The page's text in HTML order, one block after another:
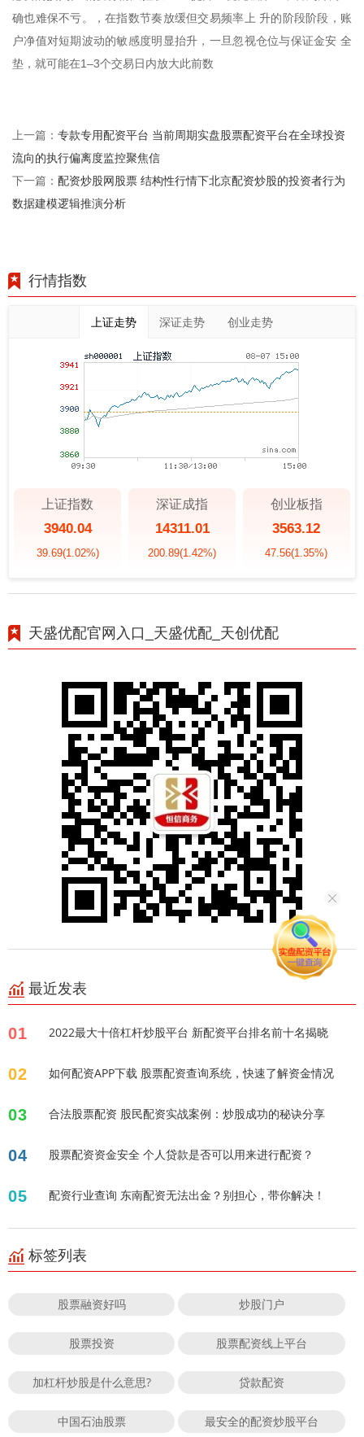
确也难保不亏。，在指数节奏放缓但交易频率上 升的阶段阶段，账
户净值对短期波动的敏感度明显抬升，一旦忽视仓位与保证金安 全
垫，就可能在1–3个交易日内放大此前数
上一篇： 专款专用配资平台 当前周期实盘股票配资平台在全球投资
流向的执行偏离度监控聚焦信
下一篇： 配资炒股网股票 结构性行情下北京配资炒股的投资者行为
数据建模逻辑推演分析
行情指数
上证走势 深证走势 创业走势
上证指数
3940.04
39.69(1.02%)
深证成指
14311.01
200.89(1.42%)
创业板指
3563.12
47.56(1.35%)
天盛优配官网入口_天盛优配_天创优配
最近发表
01 2022最大十倍杠杆炒股平台 新配资平台排名前十名揭晓
02 如何配资APP下载 股票配资查询系统，快速了解资金情况
03 合法股票配资 股民配资实战案例：炒股成功的秘诀分享
04 股票配资资金安全 个人贷款是否可以用来进行配资？
05 配资行业查询 东南配资无法出金？别担心，带你解决！
标签列表
股票融资好吗 炒股门户
股票投资 股票配资线上平台
加杠杆炒股是什么意思? 贷款配资
中国石油股票 最安全的配资炒股平台